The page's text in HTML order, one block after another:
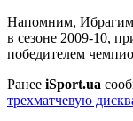
Напомним,
в сезоне 2009-10,
победителем
Ранее iSport.ua
трехматчевую